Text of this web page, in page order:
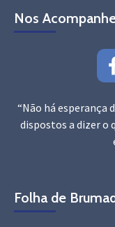
Nos
“Não há esperança
dispostos a dizer o
Folha de